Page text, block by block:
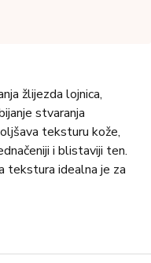
žlijezda lojnica,
stvaranja
teksturu kože,
i blistaviji ten.
tekstura idealna je za